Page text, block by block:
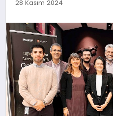
MAGAZIN
SAĞLIK
SIYASET
SPOR
28 Kasım 2024